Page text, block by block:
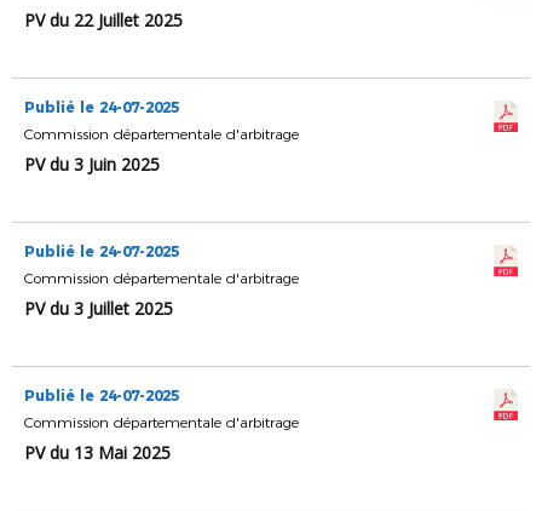
PV du 22 Juillet 2025
Publié le 24-07-2025
Commission départementale d'arbitrage
PV du 3 Juin 2025
Publié le 24-07-2025
Commission départementale d'arbitrage
PV du 3 Juillet 2025
Publié le 24-07-2025
Commission départementale d'arbitrage
PV du 13 Mai 2025